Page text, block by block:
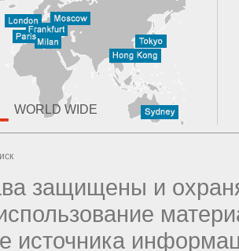
WORLD WIDE
защищены и
источника